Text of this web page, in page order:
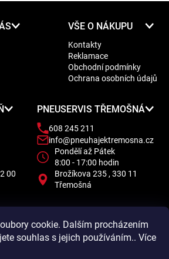
cookie. Dalším procházením
souhlas s jejich používáním.. Více
VŠE O NÁKUPU
Kontakty
Reklamace
Obchodní podmínky
Ochrana osobních údajů
00
PNEUSERVIS TŘEMOŠNÁ
608 245 211
info@pneuhajektremosna.cz
Pondělí až Pátek
8:00 - 17:00 hodin
Brožíkova 235 , 330 11
Třemošná